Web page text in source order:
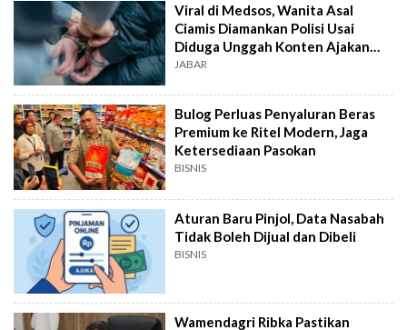
Viral di Medsos, Wanita Asal
Ciamis Diamankan Polisi Usai
Diduga Unggah Konten Ajakan
Demo
JABAR
Bulog Perluas Penyaluran Beras
Premium ke Ritel Modern, Jaga
Ketersediaan Pasokan
BISNIS
Aturan Baru Pinjol, Data Nasabah
Tidak Boleh Dijual dan Dibeli
BISNIS
Wamendagri Ribka Pastikan